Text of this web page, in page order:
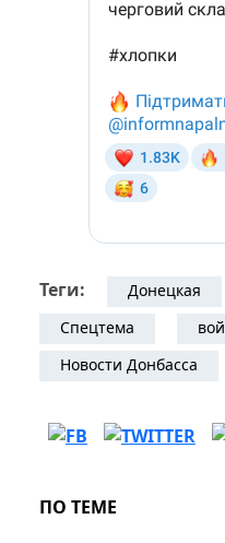
Теги: Донецкая
Спецтема
Новости Донбасса
ПО ТЕМЕ